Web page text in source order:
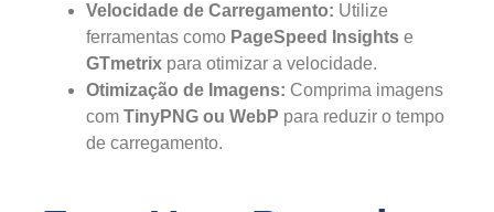
Velocidade de Carregamento: Utilize
ferramentas como PageSpeed Insights e
GTmetrix para otimizar a velocidade.
Otimização de Imagens: Comprima imagens
com TinyPNG ou WebP para reduzir o tempo
de carregamento.